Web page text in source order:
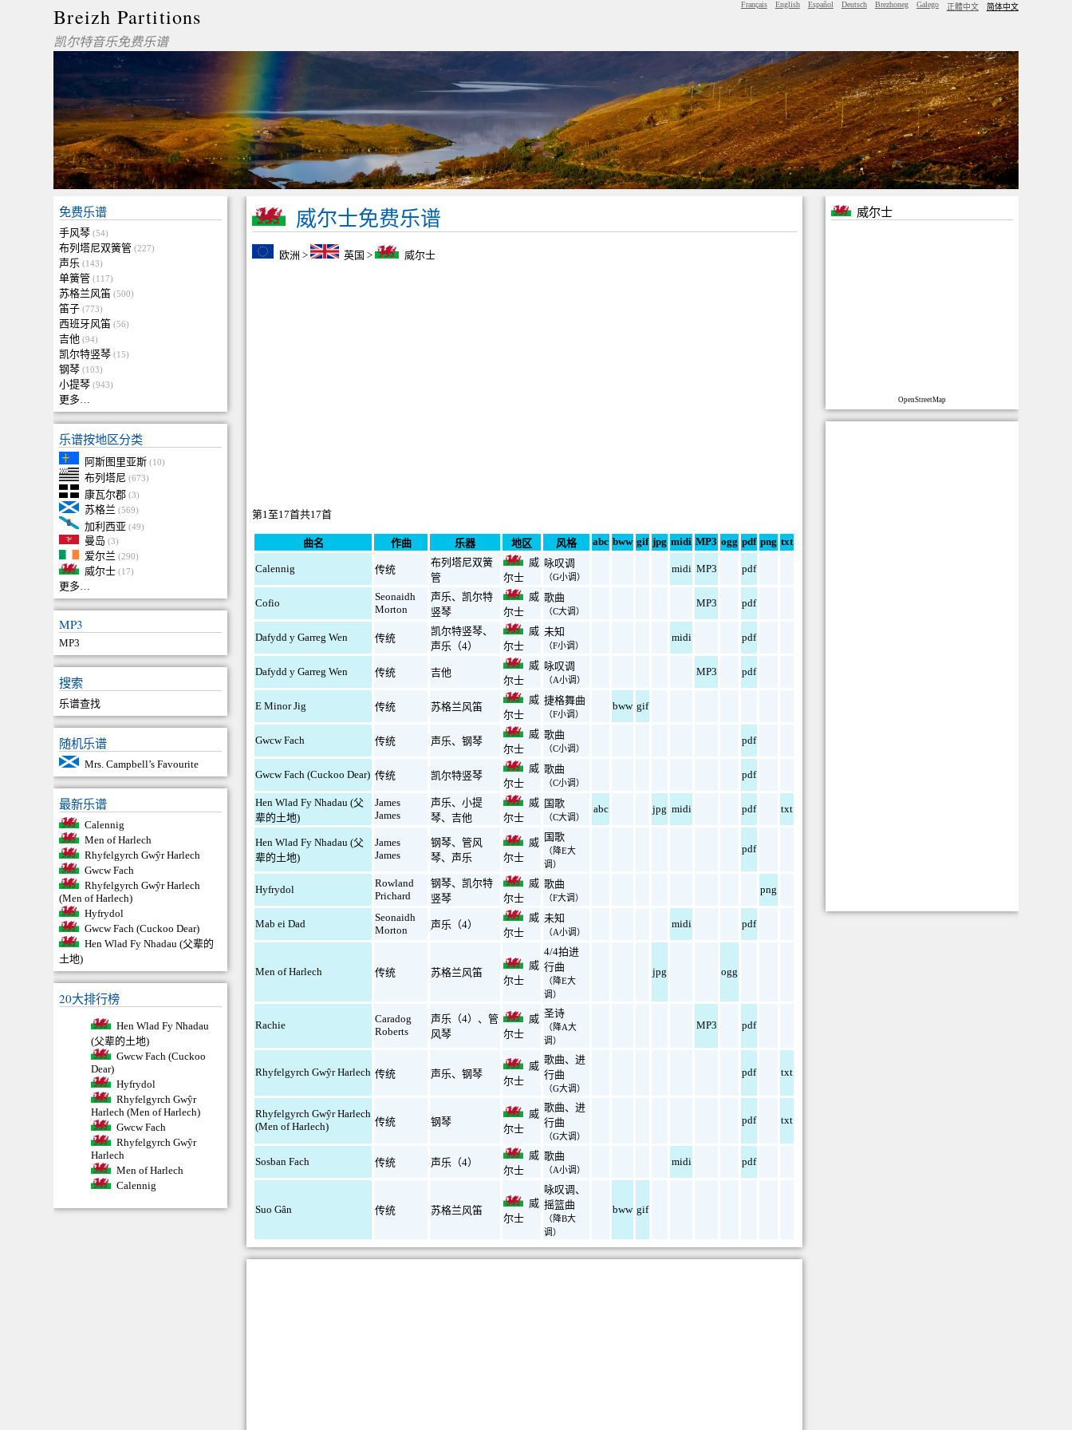
Breizh Partitions
凯尔特音乐免费乐谱
Français English Español Deutsch Brezhoneg Galego 正體中文 简体中文
免费乐谱
手风琴 (54)
布列塔尼双簧管 (227)
声乐 (143)
单簧管 (117)
苏格兰风笛 (500)
笛子 (773)
西班牙风笛 (56)
吉他 (94)
凯尔特竖琴 (15)
钢琴 (103)
小提琴 (943)
更多…
乐谱按地区分类
阿斯图里亚斯 (10)
布列塔尼 (673)
康瓦尔郡 (3)
苏格兰 (569)
加利西亚 (49)
曼岛 (3)
爱尔兰 (290)
威尔士 (17)
更多…
MP3
MP3
搜索
乐谱查找
随机乐谱
Mrs. Campbell’s Favourite
最新乐谱
Calennig
Men of Harlech
Rhyfelgyrch Gwŷr Harlech
Gwcw Fach
Rhyfelgyrch Gwŷr Harlech
(Men of Harlech)
Hyfrydol
Gwcw Fach (Cuckoo Dear)
Hen Wlad Fy Nhadau (父辈的
土地)
20大排行榜
Hen Wlad Fy Nhadau
(父辈的土地)
Gwcw Fach (Cuckoo
Dear)
Hyfrydol
Rhyfelgyrch Gwŷr
Harlech (Men of Harlech)
Gwcw Fach
Rhyfelgyrch Gwŷr
Harlech
Men of Harlech
Calennig
威尔士免费乐谱
欧洲 > 英国 > 威尔士
第1至17首共17首
曲名 作曲 乐器 地区 风格 abc bww gif jpg midi MP3 ogg pdf png txt
Calennig 传统
布列塔尼双簧
管
威
尔士
咏叹调
（G小调）
midi MP3 pdf
Cofio
Seonaidh
Morton
声乐、 凯尔特
竖琴
威
尔士
歌曲
（C大调）
MP3 pdf
Dafydd y Garreg Wen 传统
凯尔特竖琴、
声乐（4）
威
尔士
未知
（F小调）
midi pdf
Dafydd y Garreg Wen 传统 吉他
威
尔士
咏叹调
（A小调）
MP3 pdf
E Minor Jig 传统 苏格兰风笛
威
尔士
捷格舞曲
（F小调）
bww gif
Gwcw Fach 传统 声乐、钢琴
威
尔士
歌曲
（C小调）
pdf
Gwcw Fach (Cuckoo Dear) 传统 凯尔特竖琴
威
尔士
歌曲
（C小调）
pdf
Hen Wlad Fy Nhadau (父
辈的土地)
James
James
声乐、小提
琴、吉他
威
尔士
国歌
（C大调）
abc jpg midi pdf txt
Hen Wlad Fy Nhadau (父
辈的土地)
James
James
钢琴、管风
琴、 声乐
威
尔士
国歌
（降E大
调）
pdf
Hyfrydol
Rowland
Prichard
钢琴、 凯尔特
竖琴
威
尔士
歌曲
（F大调）
png
Mab ei Dad
Seonaidh
Morton
声乐（4）
威
尔士
未知
（A小调）
midi pdf
Men of Harlech 传统 苏格兰风笛
威
尔士
4/4拍进
行曲
（降E大
调）
jpg ogg
Rachie
Caradog
Roberts
声乐（4）、管
风琴
威
尔士
圣诗
（降A大
调）
MP3 pdf
Rhyfelgyrch Gwŷr Harlech 传统 声乐、钢琴
威
尔士
歌曲、进
行曲
（G大调）
pdf txt
Rhyfelgyrch Gwŷr Harlech
(Men of Harlech)
传统 钢琴
威
尔士
歌曲、进
行曲
（G大调）
pdf txt
Sosban Fach 传统 声乐（4）
威
尔士
歌曲
（A小调）
midi pdf
Suo Gân 传统 苏格兰风笛
威
尔士
咏叹调、
摇篮曲
（降B大
调）
bww gif
威尔士
OpenStreetMap